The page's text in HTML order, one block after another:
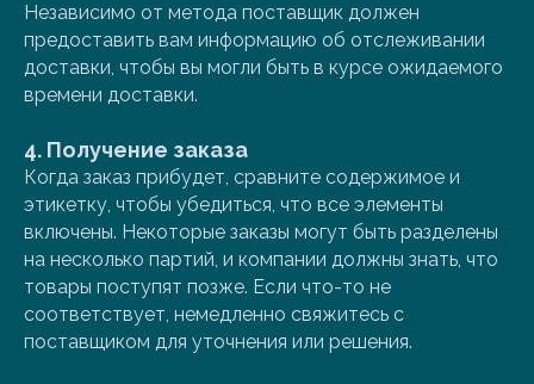
Независимо от метода поставщик должен
предоставить вам информацию об отслеживании
доставки, чтобы вы могли быть в курсе ожидаемого
времени доставки.
4. Получение заказа
Когда заказ прибудет, сравните содержимое и
этикетку, чтобы убедиться, что все элементы
включены. Некоторые заказы могут быть разделены
на несколько партий, и компании должны знать, что
товары поступят позже. Если что-то не
соответствует, немедленно свяжитесь с
поставщиком для уточнения или решения.